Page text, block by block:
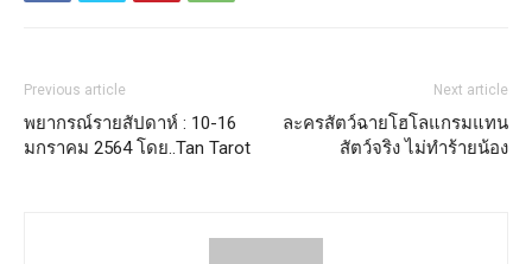
Previous article
พยากรณ์รายสัปดาห์ : 10-16
มกราคม 2564 โดย..Tan Tarot
Next article
ละครสัตว์ฉายโฮโลแกรมแทน
สัตว์จริง ไม่ทำร้ายน้อง